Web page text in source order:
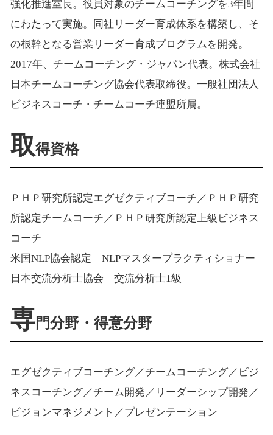
強化推進室長。役員対象のチームコーチングを3年間
にわたって実施。同社リーダー育成体系を構築し、そ
の根幹となる営業リーダー育成プログラムを開発。
2017年、チームコーチング・ジャパン代表。株式会社
日本チームコーチング協会代表取締役。一般社団法人
ビジネスコーチ・チームコーチ連盟所属。
取得資格
ＰＨＰ研究所認定エグゼクティブコーチ／ＰＨＰ研究
所認定チームコーチ／ＰＨＰ研究所認定上級ビジネス
コーチ
米国NLP協会認定 NLPマスタープラクティショナー
日本交流分析士協会 交流分析士1級
専門分野・得意分野
エグゼクティブコーチング／チームコーチング／ビジ
ネスコーチング／チーム開発／リーダーシップ開発／
ビジョンマネジメント／プレゼンテーション